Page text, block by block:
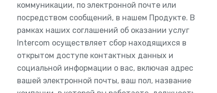
коммуникации, по электронной почте или
посредством сообщений, в нашем Продукте. В
рамках наших соглашений об оказании услуг
Intercom осуществляет сбор находящихся в
открытом доступе контактных данных и
социальной информации о вас, включая адрес
вашей электронной почты, ваш пол, название